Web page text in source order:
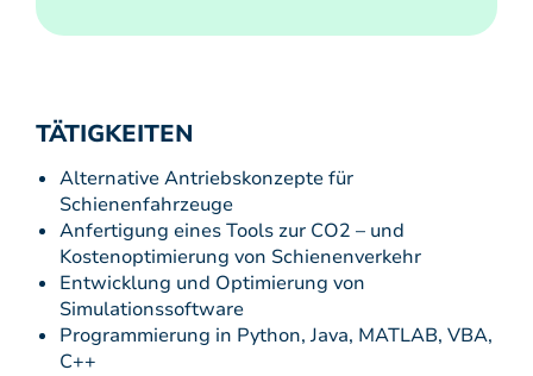
TÄTIGKEITEN
Alternative Antriebskonzepte für
Schienenfahrzeuge
Anfertigung eines Tools zur CO2 – und
Kostenoptimierung von Schienenverkehr
Entwicklung und Optimierung von
Simulationssoftware
Programmierung in Python, Java, MATLAB, VBA,
C++